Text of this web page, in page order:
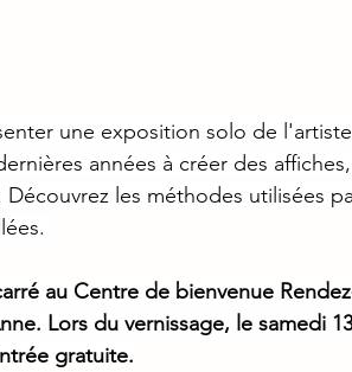
une exposition solo de l'artiste
années à créer des
les méthodes utilisées
au Centre de bienvenue
Lors du vernissage, le samedi
gratuite.